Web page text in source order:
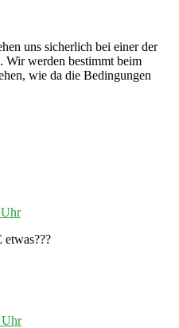
uns sicherlich bei einer der
Wir werden bestimmt beim
wie da die Bedingungen
Uhr
Uhr